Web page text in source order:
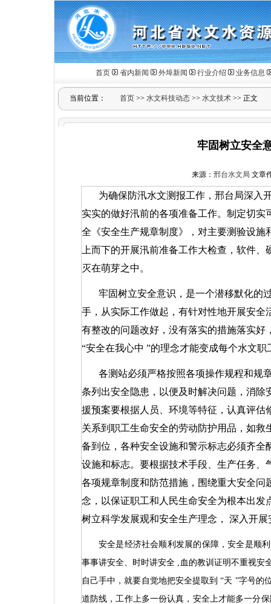
首页 省内新闻 外埠新闻 行业介绍 业务信息
当前位置： 首页 >> 水文科技动态 >> 水文技术 >> 正文
牢固树立安全
来源： 邢台水文局 文章
为确保防汛水文测报工作，邢台局深入
实实的做好汛前的各项准备工作。制定切
全《安全生产规章制度》，对主要测验设
上而下的开展汛前准备工作大检查，软件
灭在萌芽之中。
牢固树立安全意识，是一个潜移默化的
手，从实际工作做起，有针对性地开展安
有整改的问题改好，没有落实的措施落实
“安全在我心中 ”的理念才能变成每个水文职
各测站必须严格按照各项操作规程和规
条列出安全隐患，以便及时解决问题，消
援预案要根据人员、环境等特征，认真评
关系到职工生命安全的劳动防护用品，如
备到位，各种安全设施和警示标志必须齐
设施和标志。要根据技术手段、生产任务
各项规章制度和防范措施，围绕重大安全
念，以保证职工和人民生命安全为根本出发
树立科学发展观和安全生产理念，
深入开展
安全是经济社会顺利发展的保障，安全是顺
事事讲安全、时时讲安全 , 血的教训证明不重视安
自己手中，就要自觉地把安全提取到“天 ”字号的
道防线，工作上多一份认真，安全上才能多一分